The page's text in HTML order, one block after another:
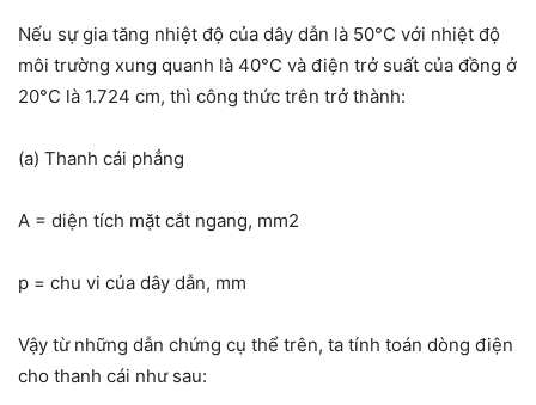
Nếu sự gia tăng nhiệt độ của dây dẫn là 50°C với nhiệt độ
môi trường xung quanh là 40°C và điện trở suất của đồng ở
20°C là 1.724 cm, thì công thức trên trở thành:
(a) Thanh cái phẳng
A = diện tích mặt cắt ngang, mm2
p = chu vi của dây dẫn, mm
Vậy từ những dẫn chứng cụ thể trên, ta tính toán dòng điện
cho thanh cái như sau: